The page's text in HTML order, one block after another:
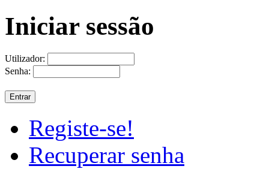
Iniciar sessão
Utilizador:
Senha:
Registe-se!
Recuperar senha